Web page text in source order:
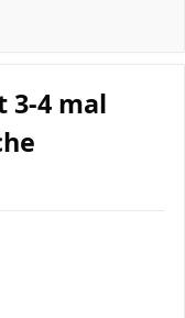
3-4 mal